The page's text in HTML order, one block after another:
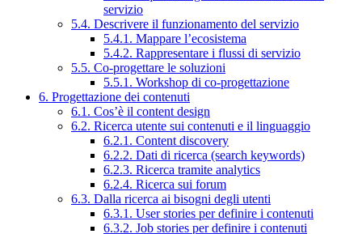
servizio
5.4. Descrivere il funzionamento del servizio
5.4.1. Mappare l’ecosistema
5.4.2. Rappresentare i flussi di servizio
5.5. Co-progettare le soluzioni
5.5.1. Workshop di co-progettazione
6. Progettazione dei contenuti
6.1. Cos’è il content design
6.2. Ricerca utente sui contenuti e il linguaggio
6.2.1. Content discovery
6.2.2. Dati di ricerca (search keywords)
6.2.3. Ricerca tramite analytics
6.2.4. Ricerca sui forum
6.3. Dalla ricerca ai bisogni degli utenti
6.3.1. User stories per definire i contenuti
6.3.2. Job stories per definire i contenuti